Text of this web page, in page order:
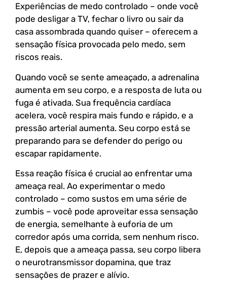
Experiências de medo controlado – onde você
pode desligar a TV, fechar o livro ou sair da
casa assombrada quando quiser – oferecem a
sensação física provocada pelo medo, sem
riscos reais.
Quando você se sente ameaçado, a adrenalina
aumenta em seu corpo, e a resposta de luta ou
fuga é ativada. Sua frequência cardíaca
acelera, você respira mais fundo e rápido, e a
pressão arterial aumenta. Seu corpo está se
preparando para se defender do perigo ou
escapar rapidamente.
Essa reação física é crucial ao enfrentar uma
ameaça real. Ao experimentar o medo
controlado – como sustos em uma série de
zumbis – você pode aproveitar essa sensação
de energia, semelhante à euforia de um
corredor após uma corrida, sem nenhum risco.
E, depois que a ameaça passa, seu corpo libera
o neurotransmissor dopamina, que traz
sensações de prazer e alívio.